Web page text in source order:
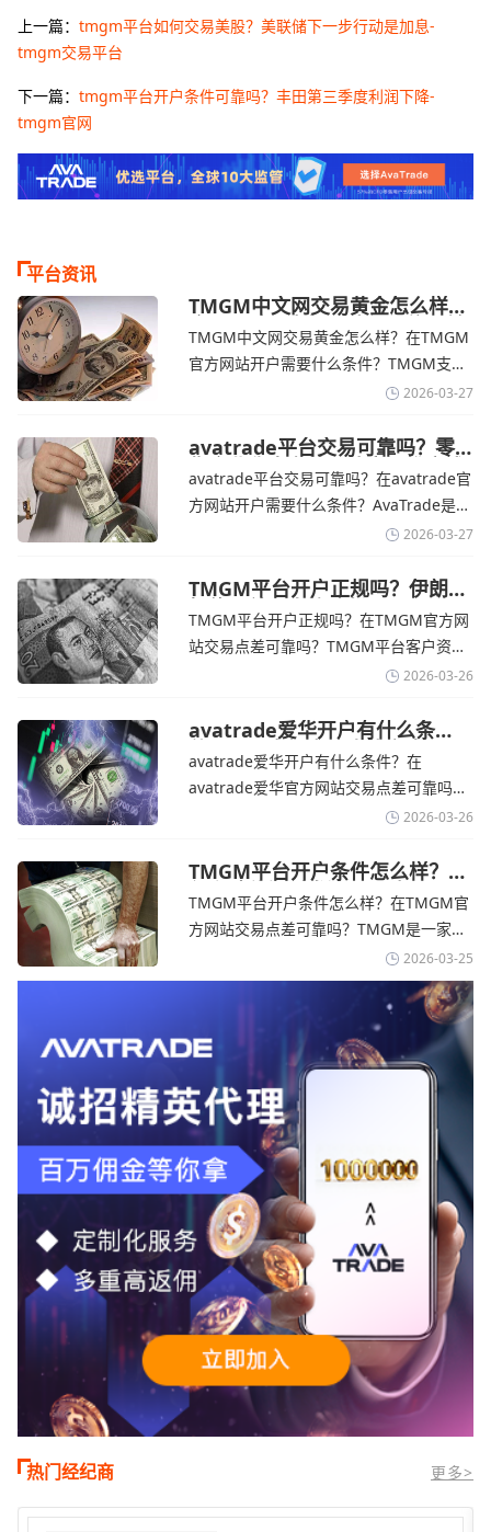
上一篇： tmgm平台如何交易美股？美联储下一步行动是加息-
tmgm交易平台
下一篇： tmgm平台开户条件可靠吗？丰田第三季度利润下降-
tmgm官网
平台资讯
TMGM中文网交易黄金怎么样？
金价下跌，市场评估伊朗停火前
景-TMGM官网
TMGM中文网交易黄金怎么样？在TMGM
官方网站开户需要什么条件？‌‌‌TMGM支持
全球主流的MT4/MT5平台，同时提供功能
险管理工具。通过TMGM官网交易资讯了
解，金价周四回落，受​美元走强和油价上
涨，使通胀担忧保持不变‌对加息的持续预
2026-03-27
avatrade平台交易可靠吗？零
售企业称中东地区冲突正推高成
本avatrade官网
avatrade平台交易可靠吗？在avatrade官
方网站开户需要什么条件？‌‌‌AvaTrade是一
个在交易优势和可靠性两方面都非常均衡
在学习和探索中成长的新手交易者。通过
avatrade官网交易资讯了解，零售企业警
告称，中东地区的冲突正在推高成本，如
2026-03-27
TMGM平台开户正规吗？伊朗仍
拒绝与美国直接谈判-TMGM官
网
TMGM平台开户正规吗？在TMGM官方网
站交易点差可靠吗？‌‌‌TMGM平台客户资金
存放在澳大利亚国民银行等顶级银行的独
TMGM官网交易资讯了解，伊朗外交部长
表示，尽管德黑兰高级官员正在审查美国
结束战争的提议
2026-03-26
avatrade爱华开户有什么条
件？亚洲市场交易喜忧参半-
avatrade爱华官网
avatrade爱华开户有什么条件？在
avatrade爱华官方网站交易点差可靠吗？‌‌‌
avatrade爱华平台的新手可以用很小的成
标准的MT4、MT5，以及自研的
AvaTradeGO和AvaOptions。通过
avatrade爱华官网交易资讯了解，据伊朗
2026-03-26
TMGM平台开户条件怎么样？美
伊和谈传闻引发油价暴跌-
TMGM官网
TMGM平台开户条件怎么样？在TMGM官
方网站交易点差可靠吗？‌‌‌TMGM是一家交
易成本极低、产品极其丰富、ASIC监管
+千万保险加持的全球知名经纪商，特别适
合活跃交易者和股票CFD投资者。通过
TMGM官网交易资讯了解，周三亚洲交易
时段,油价暴跌逾6%,布伦特原油跌破每桶
100美元
2026-03-25
热门经纪商 更多>